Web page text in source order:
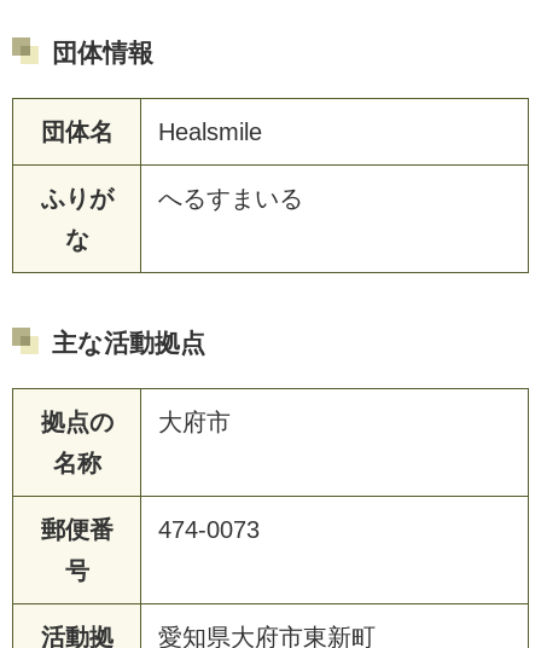
団体情報
団体名 Healsmile
ふりが
な
へるすまいる
主な活動拠点
拠点の
名称
大府市
郵便番
号
474-0073
活動拠
愛知県大府市東新町